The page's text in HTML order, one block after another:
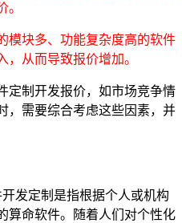
。
模块多、功能复杂度高的软件
，从而导致报价增加。
定制开发报价，如市场竞争情
，需要综合考虑这些因素，并
发定制是指根据个人或机构
算命软件。随着人们对个性化